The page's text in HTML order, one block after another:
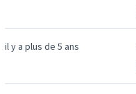
il y a plus de 5 ans